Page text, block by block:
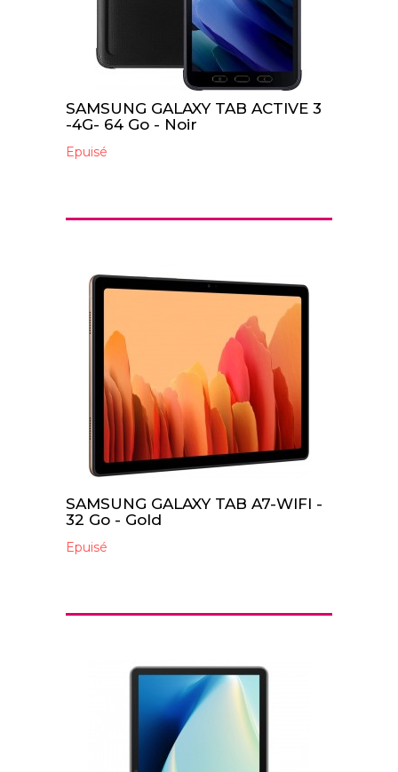
SAMSUNG GALAXY TAB ACTIVE 3
-4G- 64 Go - Noir
Epuisé
SAMSUNG GALAXY TAB A7-WIFI -
32 Go - Gold
Epuisé